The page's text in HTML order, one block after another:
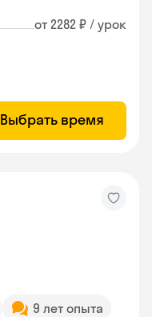
от 2282 ₽ / урок
Выбрать время
9 лет опыта